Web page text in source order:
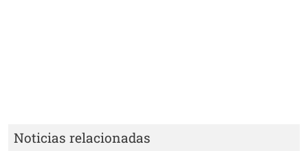
Noticias relacionadas